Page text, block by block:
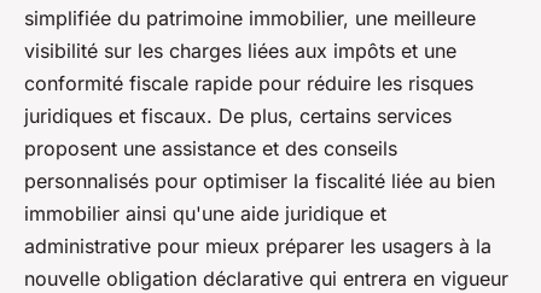
simplifiée du patrimoine immobilier, une meilleure
visibilité sur les charges liées aux impôts et une
conformité fiscale rapide pour réduire les risques
juridiques et fiscaux. De plus, certains services
proposent une assistance et des conseils
personnalisés pour optimiser la fiscalité liée au bien
immobilier ainsi qu'une aide juridique et
administrative pour mieux préparer les usagers à la
nouvelle obligation déclarative qui entrera en vigueur